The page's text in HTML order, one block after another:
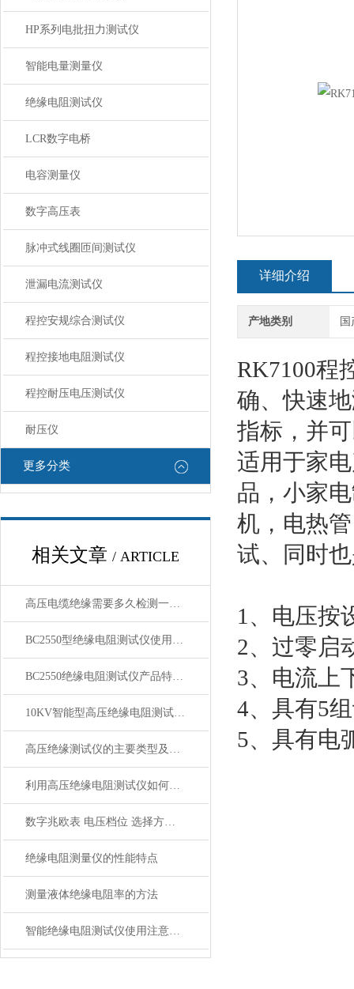
HP系列电批扭力测试仪
智能电量测量仪
绝缘电阻测试仪
LCR数字电桥
电容测量仪
数字高压表
脉冲式线圈匝间测试仪
泄漏电流测试仪
程控安规综合测试仪
程控接地电阻测试仪
程控耐压电压测试仪
耐压仪
更多分类
相关文章 / ARTICLE
高压电缆绝缘需要多久检测一次？看了就明白
BC2550型绝缘电阻测试仪使用方法
BC2550绝缘电阻测试仪产品特性技术规格
10KV智能型高压绝缘电阻测试仪特点技术规格
高压绝缘测试仪的主要类型及选型方法
利用高压绝缘电阻测试仪如何测试变压器绝缘电阻
数字兆欧表 电压档位 选择方法：
绝缘电阻测量仪的性能特点
测量液体绝缘电阻率的方法
智能绝缘电阻测试仪使用注意事项
详细介绍
产地类别 国
RK7100程
确、快速
指标，并
适用于家
品，小家
机，电热
试、同时
1、电压按
2、过零启
3、电流上
4、具有5
5、具有电